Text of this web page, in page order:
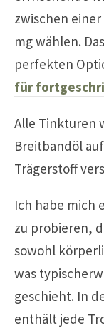
zwischen einer
mg wählen.
perfekten
für
Alle Tinkturen
Breitbandöl
Trägerstoff
Ich habe mich
zu probieren,
sowohl
was
geschieht. In
enthält jede